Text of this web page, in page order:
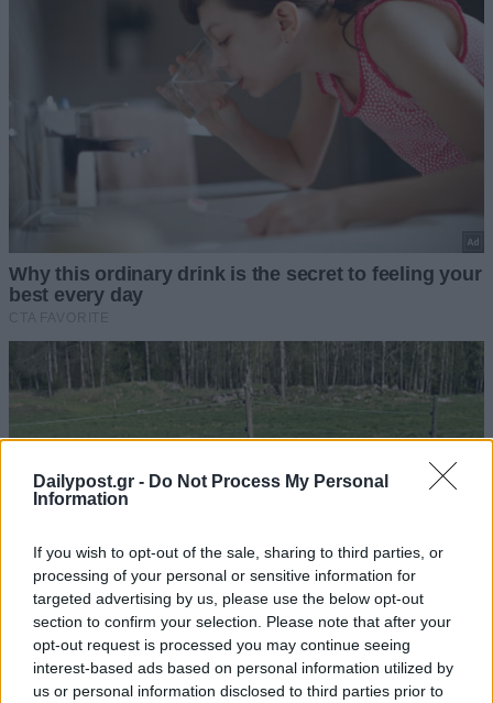
Dailypost.gr - Do Not Process My Personal
Information
If you wish to opt-out of the sale, sharing to third parties, or
processing of your personal or sensitive information for
targeted advertising by us, please use the below opt-out
section to confirm your selection. Please note that after your
opt-out request is processed you may continue seeing
interest-based ads based on personal information utilized by
us or personal information disclosed to third parties prior to